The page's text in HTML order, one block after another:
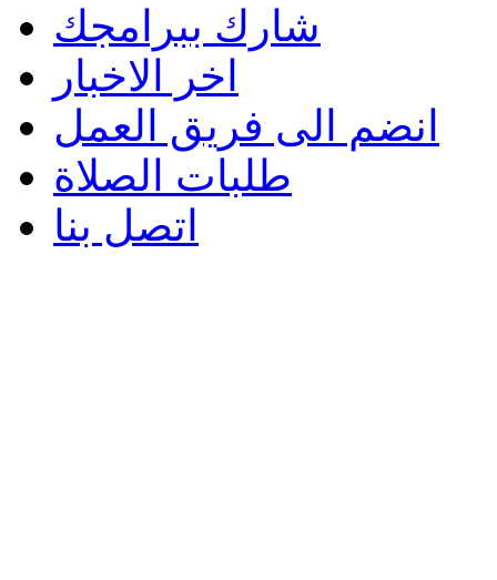
شارك ببرامجك
اخر الاخبار
انضم الى فريق العمل
طلبات الصلاة
اتصل بنا